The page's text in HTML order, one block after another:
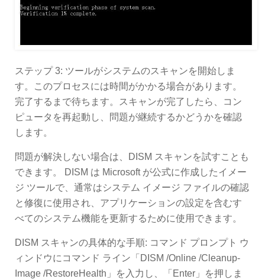
ステップ 3: ツールがシステムのスキャンを開始しま
す。このプロセスには時間がかかる場合があります。
完了するまで待ちます。スキャンが完了したら、コン
ピュータを再起動し、問題が継続するかどうかを確認
します。
問題が解決しない場合は、DISM スキャンを試すことも
できます。 DISM は Microsoft が公式に作成したイメー
ジ ツールで、通常はシステム イメージ ファイルの確認
と修復に使用され、アプリケーションの設定を含むす
べてのシステム機能を更新するために使用できます。
DISM スキャンの具体的な手順: コマンド プロンプト ウ
ィンドウにコマンド ライン「DISM /Online /Cleanup-
Image /RestoreHealth」を入力し、「Enter」を押しま